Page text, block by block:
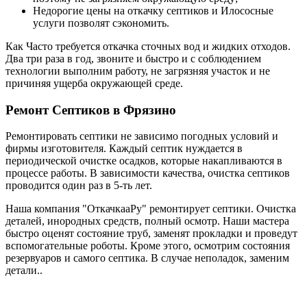
Недорогие цены на откачку септиков и Илососные
услуги позволят сэкономить.
Как Часто требуется откачка сточных вод и жидких отходов.
Два три раза в год, звоните и быстро и с соблюдением
технологии выполним работу, не загрязняя участок и не
причиняя ущерба окружающей среде.
Ремонт Септиков в Фрязино
Ремонтировать септики не зависимо погодных условий и
фирмы изготовителя. Каждый септик нуждается в
периодической очистке осадков, которые накапливаются в
процессе работы. В зависимости качества, очистка септиков
проводится один раз в 5-ть лет.
Наша компания "ОткачкааРу" ремонтирует септики. Очистка
деталей, инородных средств, полный осмотр. Наши мастера
быстро оценят состояние труб, заменят прокладки и проведут
вспомогательные роботы. Кроме этого, осмотрим состояния
резервуаров и самого септика. В случае неполадок, заменим
детали..